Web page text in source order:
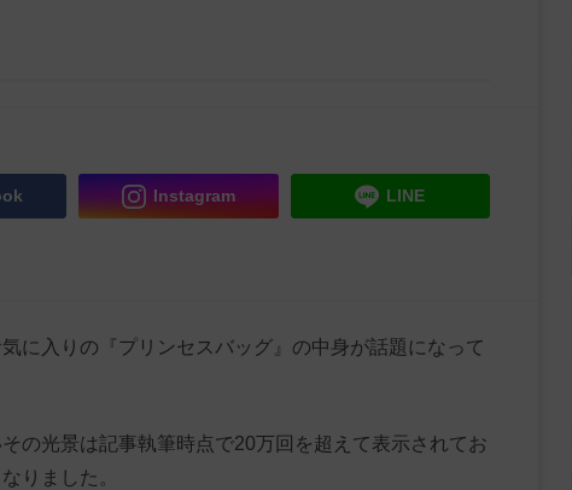
Instagram LINE
に入りの『プリンセスバッグ』の中身が話題になって
の光景は記事執筆時点で20万回を超えて表示されてお
りました。